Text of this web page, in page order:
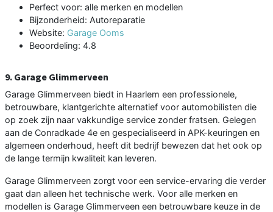
Perfect voor: alle merken en modellen
Bijzonderheid: Autoreparatie
Website: Garage Ooms
Beoordeling: 4.8
9. Garage Glimmerveen
Garage Glimmerveen biedt in Haarlem een professionele,
betrouwbare, klantgerichte alternatief voor automobilisten die
op zoek zijn naar vakkundige service zonder fratsen. Gelegen
aan de Conradkade 4e en gespecialiseerd in APK-keuringen en
algemeen onderhoud, heeft dit bedrijf bewezen dat het ook op
de lange termijn kwaliteit kan leveren.
Garage Glimmerveen zorgt voor een service-ervaring die verder
gaat dan alleen het technische werk. Voor alle merken en
modellen is Garage Glimmerveen een betrouwbare keuze in de